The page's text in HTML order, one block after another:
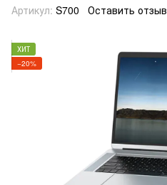
Артикул: S700 Оставить отзыв
ХИТ
−20%